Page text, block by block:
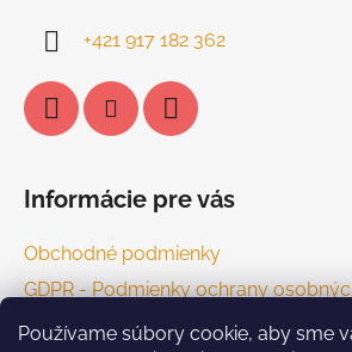
Používame súbory cookie, aby sme
+421 917 182 362
Informácie pre vás
Obchodné podmienky
GDPR - Podmienky ochrany
Kontakt